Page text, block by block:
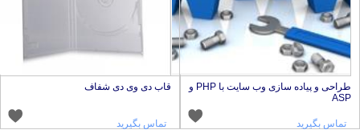
طراحی و پیاده سازی وب سایت با PHP و
تماس بگیرید
قاب دی وی دی شفاف
تماس بگیرید